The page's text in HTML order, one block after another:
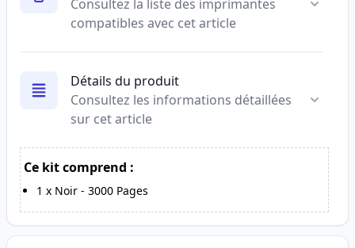
Consultez la liste des imprimantes
compatibles avec cet article
Détails du produit
Consultez les informations détaillées
sur cet article
Ce kit comprend :
1 x Noir - 3000 Pages